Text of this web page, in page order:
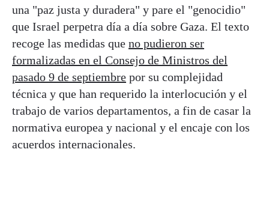
una "paz justa y duradera" y pare el "genocidio"
que Israel perpetra día a día sobre Gaza. El texto
recoge las medidas que no pudieron ser
formalizadas en el Consejo de Ministros del
pasado 9 de septiembre por su complejidad
técnica y que han requerido la interlocución y el
trabajo de varios departamentos, a fin de casar la
normativa europea y nacional y el encaje con los
acuerdos internacionales.